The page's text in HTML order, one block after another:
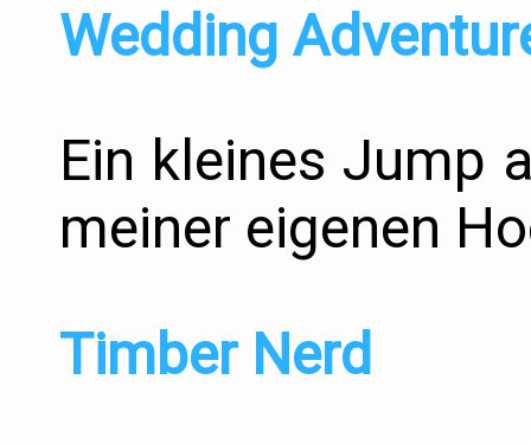
Wedding
Ein kleines Jump
meiner eigenen
Timber Nerd